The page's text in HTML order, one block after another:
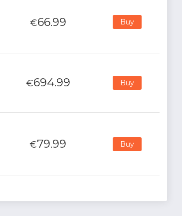
€66.99 Buy
€694.99 Buy
€79.99 Buy